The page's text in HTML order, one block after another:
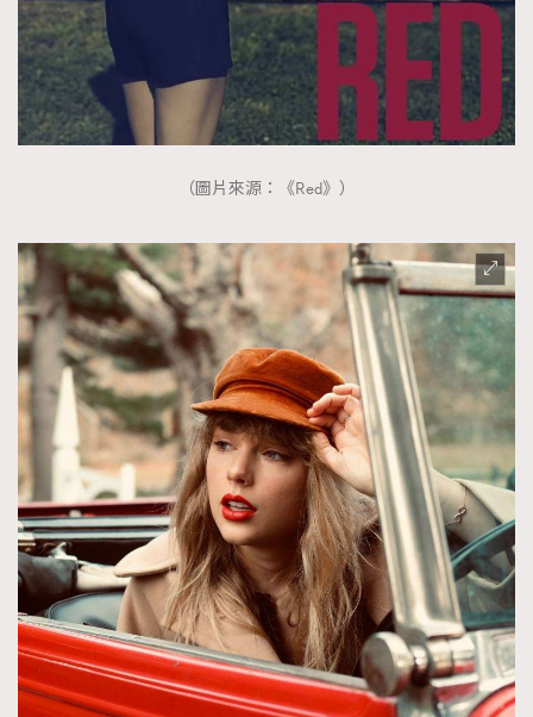
（圖片來源：《Red》）